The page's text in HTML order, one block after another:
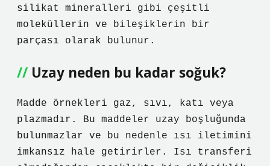
silikat mineralleri gibi çeşitli
moleküllerin ve bileşiklerin bir
parçası olarak bulunur.
Uzay neden bu kadar soğuk?
Madde örnekleri gaz, sıvı, katı veya
plazmadır. Bu maddeler uzay boşluğunda
bulunmazlar ve bu nedenle ısı iletimini
imkansız hale getirirler. Isı transferi